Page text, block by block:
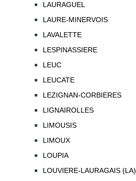
LAURAGUEL
LAURE-MINERVOIS
LAVALETTE
LESPINASSIERE
LEUC
LEUCATE
LEZIGNAN-CORBIERES
LIGNAIROLLES
LIMOUSIS
LIMOUX
LOUPIA
LOUVIERE-LAURAGAIS (LA)